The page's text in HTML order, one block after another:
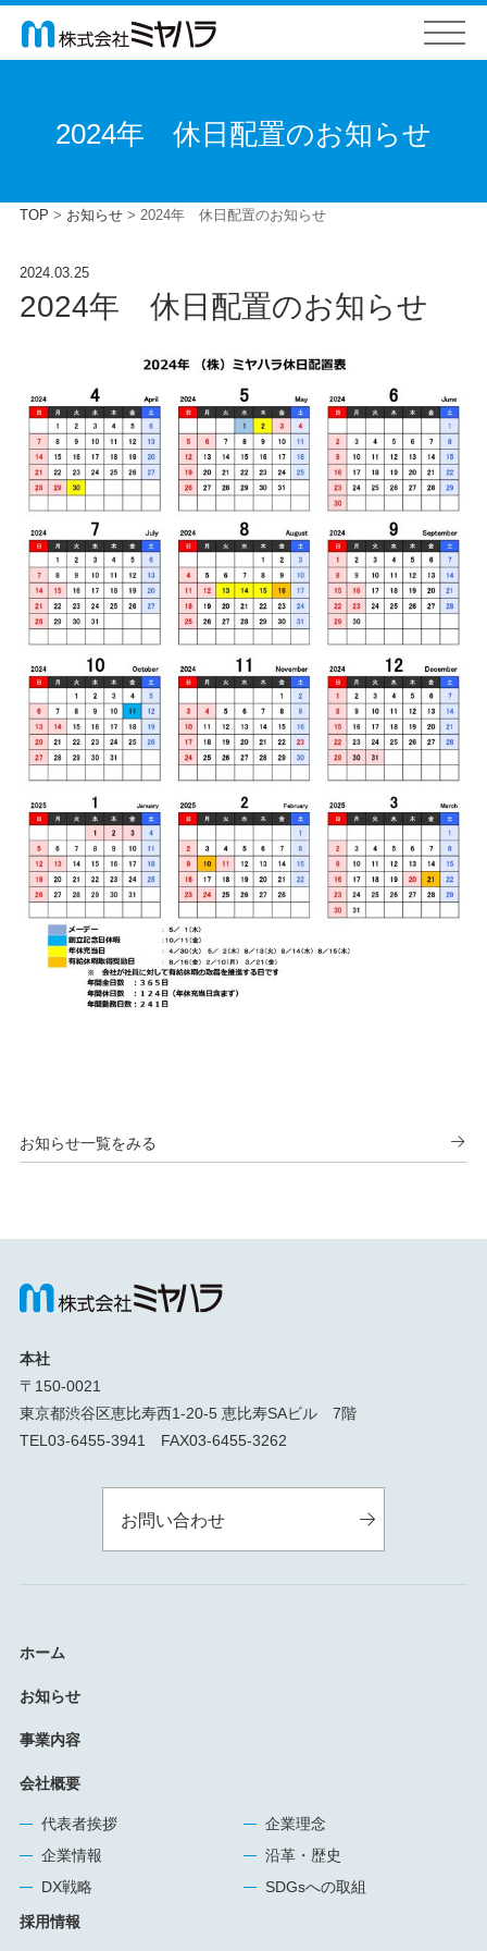
2024年 休日配置のお知らせ
TOP > お知らせ> 2024年 休日配置のお知らせ
2024.03.25
2024年 休日配置のお知らせ
お知らせ一覧をみる
本社
〒150-0021
東京都渋谷区恵比寿西1-20-5 恵比寿SAビル 7階
TEL03-6455-3941 FAX03-6455-3262
お問い合わせ
ホーム
お知らせ
事業内容
会社概要
代表者挨拶
企業理念
企業情報
沿革・歴史
DX戦略
SDGsへの取組
採用情報